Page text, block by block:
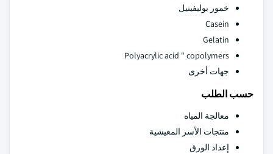
خمور بوليفينيل
Casein
Gelatin
Polyacrylic acid " copolymers
جهات أخرى
حسب الطلب
معالجة المياه
منتجات الأسر المعيشية
إعداد الورق